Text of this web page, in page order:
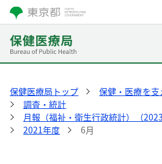
保健医療局トップ
保健・医療を支
調査・統計
月報（福祉・衛生行政統計）（
2021年度
6月